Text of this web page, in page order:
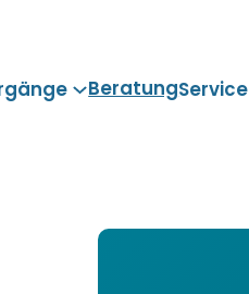
BeratungService